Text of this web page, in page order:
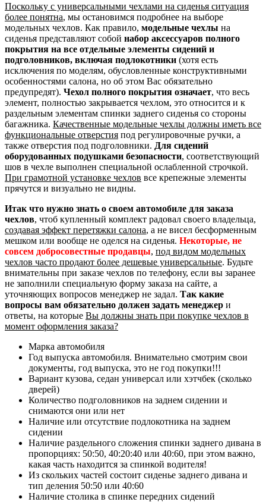
Поскольку с универсальными чехлами на сиденья ситуация
более понятна, мы остановимся подробнее на выборе
модельных чехлов. Как правило, модельные чехлы на
сиденья представляют собой набор аксессуаров полного
покрытия на все отдельные элементы сидений и
подголовников, включая подлокотники (хотя есть
исключения по моделям, обусловленные конструктивными
особенностями салона, но об этом Вас обязательно
предупредят). Чехол полного покрытия означает, что весь
элемент, полностью закрывается чехлом, это относится и к
раздельным элементам спинки заднего сиденья со стороны
багажника. Качественные модельные чехлы должны иметь все
функциональные отверстия под регулировочные ручки, а
также отверстия под подголовники. Для сидений
оборудованных подушками безопасности, соответствующий
шов в чехле выполнен специальной ослабленной строчкой.
При грамотной установке чехлов все крепежные элементы
прячутся и визуально не видны.
Итак что нужно знать о своем автомобиле для заказа
чехлов, чтоб купленный комплект радовал своего владельца,
создавая эффект перетяжки салона, а не висел бесформенным
мешком или вообще не оделся на сиденья. Некоторые, не
совсем добросовестные продавцы, под видом модельных
чехлов часто продают более дешевые универсальные. Будьте
внимательны при заказе чехлов по телефону, если вы заранее
не заполнили специальную форму заказа на сайте, а
уточняющих вопросов менеджер не задал. Так какие
вопросы вам обязательно должен задать менеджер и
ответы, на которые Вы должны знать при покупке чехлов в
момент оформления заказа?
Марка автомобиля
Год выпуска автомобиля. Внимательно смотрим свои
документы, год выпуска, это не год покупки!!!
Вариант кузова, седан универсал или хэтчбек (сколько
дверей)
Количество подголовников на заднем сидении и
снимаются они или нет
Наличие или отсутствие подлокотника на заднем
сидении
Наличие раздельного сложения спинки заднего дивана в
пропорциях: 50:50, 40:20:40 или 40:60, при этом важно,
какая часть находится за спинкой водителя!
Из скольких частей состоит сиденье заднего дивана и
тип деления 50:50 или 40:60
Наличие столика в спинке передних сидений